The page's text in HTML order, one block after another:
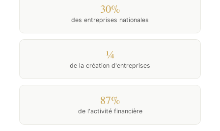
30%
des entreprises nationales
¼
de la création d'entreprises
87%
de l'activité financière